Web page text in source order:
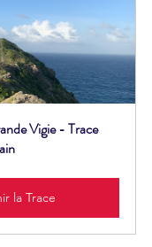
Vigie - Trace
la Trace